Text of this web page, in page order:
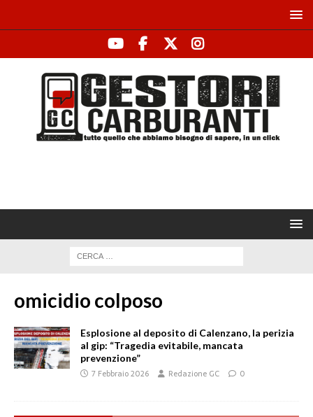
omicidio colposo
Esplosione al deposito di Calenzano, la perizia
al gip: “Tragedia evitabile, mancata
prevenzione”
7 Febbraio 2026 Redazione GC 0